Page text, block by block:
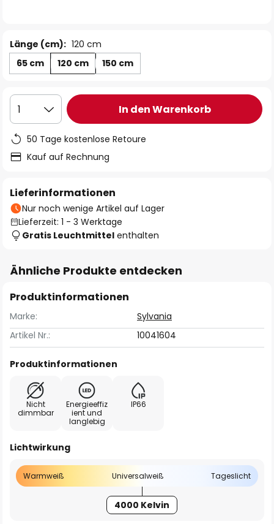
Länge (cm): 120 cm
65 cm
120 cm 150 cm
1 In den Warenkorb
50 Tage kostenlose Retoure
Kauf auf Rechnung
Lieferinformationen
Nur noch wenige Artikel auf Lager
Lieferzeit: 1 - 3 Werktage
Gratis Leuchtmittel enthalten
Ähnliche Produkte entdecken
Produktinformationen
Marke:
Sylvania
Artikel Nr.:
10041604
Produktinformationen
Nicht
dimmbar
Energieeffiz
ient und
langlebig
IP66
Lichtwirkung
Warmweiß Universalweiß Tageslicht
4000 Kelvin